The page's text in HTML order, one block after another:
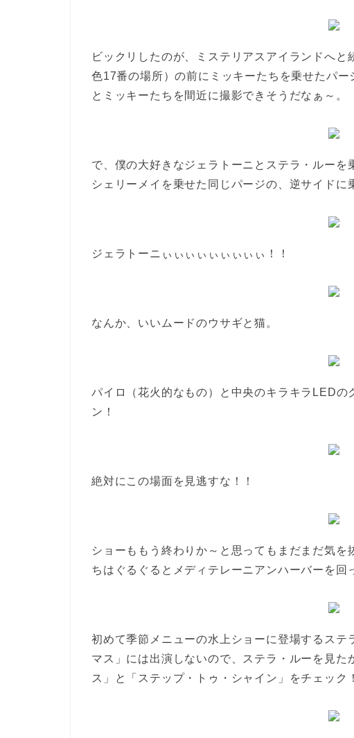
ビックリしたのが、ミステリアスアイランドへ
色17番の場所）の前にミッキーたちを乗せたパ
とミッキーたちを間近に撮影できそうだなぁ～。
で、僕の大好きなジェラトーニとステラ・ルーを
シェリーメイを乗せた同じパージの、逆サイドに
ジェラトーニぃぃぃぃぃぃぃぃぃ！！
なんか、いいムードのウサギと猫。
パイロ（花火的なもの）と中央のキラキラLEDの
ン！
絶対にこの場面を見逃すな！！
ショーももう終わりか～と思ってもまだまだ気
ちはぐるぐるとメディテレーニアンハーバーを
初めて季節メニューの水上ショーに登場するステ
マス」には出演しないので、ステラ・ルーを見た
ス」と「ステップ・トゥ・シャイン」をチェック！